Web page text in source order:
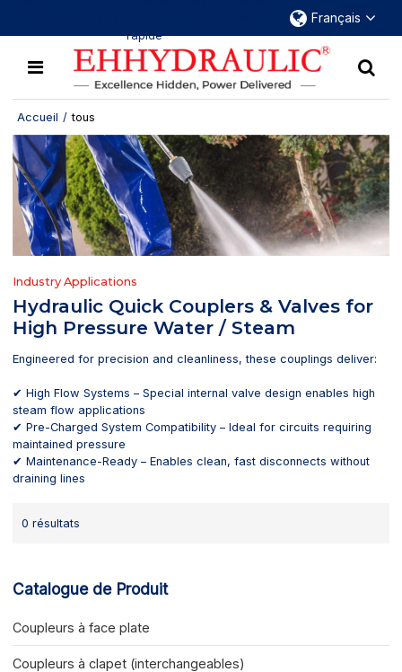
rapide
Français
Accueil / tous
Industry Applications
Hydraulic Quick Couplers & Valves for
High Pressure Water / Steam
Engineered for precision and cleanliness, these couplings deliver:
✔ High Flow Systems – Special internal valve design enables high
steam flow applications
✔ Pre-Charged System Compatibility – Ideal for circuits requiring
maintained pressure
✔ Maintenance-Ready – Enables clean, fast disconnects without
draining lines
0 résultats
Catalogue de Produit
Coupleurs à face plate
Coupleurs à clapet (interchangeables)